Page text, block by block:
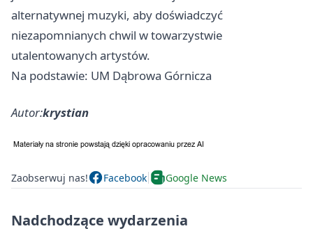
alternatywnej muzyki, aby doświadczyć
niezapomnianych chwil w towarzystwie
utalentowanych artystów.
Na podstawie: UM Dąbrowa Górnicza
Autor:krystian
Zaobserwuj nas! Facebook Google News
Nadchodzące wydarzenia